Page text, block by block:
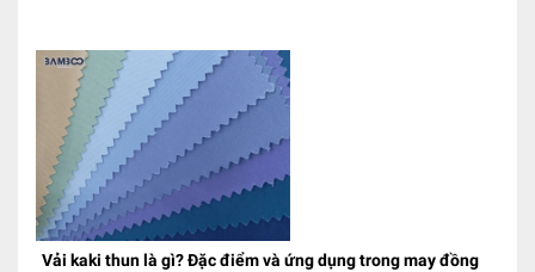
Vải kaki thun là gì? Đặc điểm và ứng dụng trong may đồng